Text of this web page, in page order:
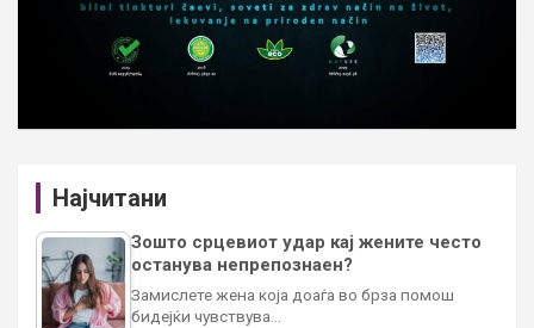
Најчитани
Зошто срцевиот удар кај жените често
останува непрепознаен?
Замислете жена која доаѓа во брза помош
бидејќи чувствува…